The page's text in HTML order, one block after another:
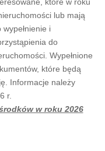
które w roku
lub mają
i
do
Wypełnione
które będą
Informacje należy
r.
w roku 2026